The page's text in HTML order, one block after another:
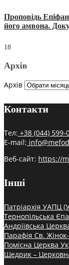
Проповідь
його амвона.
18
Архів
Архів
Контакти
Тел: +38 (044) 599-
E-mail:
Веб-сайт: https://
Інші
Патріархія УАПЦ
Тернопільська
Андріївська
Парафія Св.
Помісна Церква
Щедрик –